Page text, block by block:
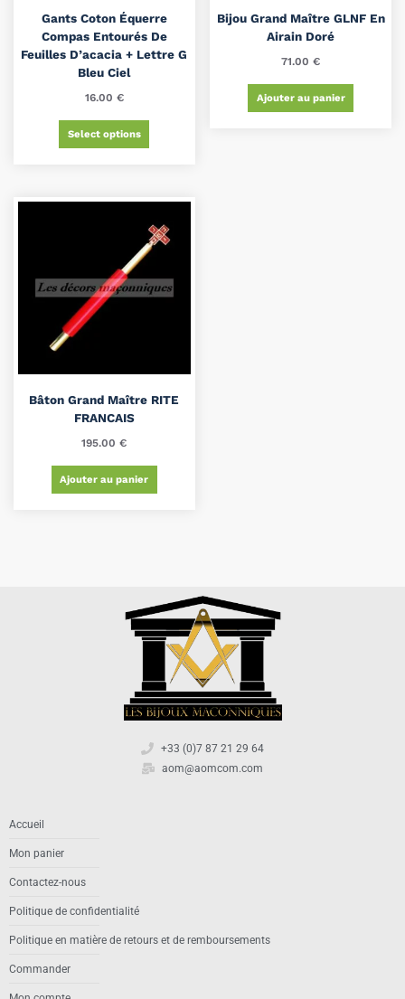
Gants Coton Équerre
Compas Entourés De
Feuilles D’acacia + Lettre G
Bleu Ciel
16.00 €
Select options
Bijou Grand Maître GLNF En
Airain Doré
71.00€
Ajouter au panier
Bâton Grand Maître RITE
FRANCAIS
195.00€
Ajouter au panier
+33 (0)7 87 21 29 64
aom@aomcom.com
Accueil
Mon panier
Contactez-nous
Politique de confidentialité
Politique en matière de retours et de remboursements
Commander